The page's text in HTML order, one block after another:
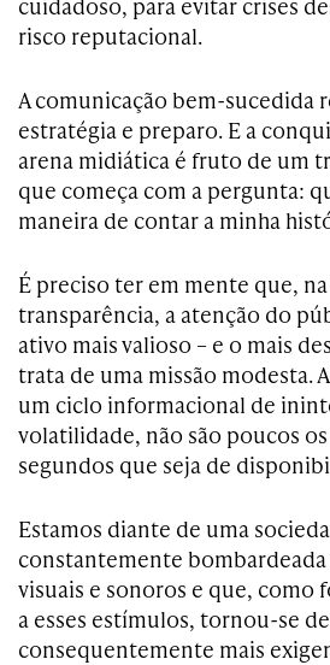
risco reputacional.
A comunicação bem-sucedida
estratégia e preparo. E a
arena midiática é fruto de um
que começa com a pergunta:
maneira de contar a minha
É preciso ter em mente que,
transparência, a atenção do
ativo mais valioso – e o mais
trata de uma missão modesta.
um ciclo informacional de
volatilidade, não são poucos
segundos que seja de
Estamos diante de uma
constantemente
visuais e sonoros e que, como
a esses estímulos, tornou-se
consequentemente mais